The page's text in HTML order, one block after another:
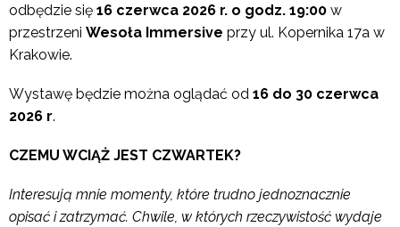
odbędzie się 16 czerwca 2026 r. o godz. 19:00 w
przestrzeni Wesoła Immersive przy ul. Kopernika 17a w
Krakowie.
Wystawę będzie można oglądać od 16 do 30 czerwca
2026 r.
CZEMU WCIĄŻ JEST CZWARTEK?
Interesują mnie momenty, które trudno jednoznacznie
opisać i zatrzymać. Chwile, w których rzeczywistość wydaje